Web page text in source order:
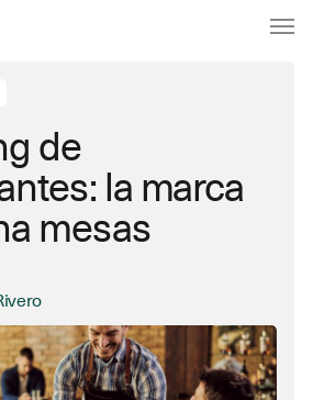
Menú
de
la marca
mesas